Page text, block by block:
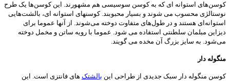
کوسن‌های استوانه ای که به کوسن سوسیسی هم مشهورند. این کوسن‌ها یک طرح
نوستالژی محسوب می شوند و بسیار محبوبند. کوسنهای استوانه ای، بالشت‌هایی
استوانه‌ای هستند و در طول‌های متفاوت دوخته می‌شوند. از آنها عموما برای
دیزاین مبلمان سلطنتی استفاده می شود. عموما با رویه ساتن و مخمل دوخته
می‌شود. به سایز بزرگ آن مخده می گویند.
منگوله دار
کوسن منگوله دار سبک جدیدی از طراحی این بالشتک های فانتزی است. این